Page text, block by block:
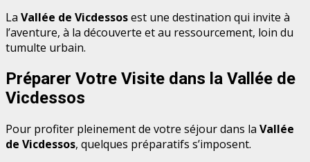
La Vallée de Vicdessosest une destination qui invite à
l’aventure, à la découverte et au ressourcement, loin du
tumulte urbain.
Préparer Votre Visite dans la Vallée de
Vicdessos
Pour profiter pleinement de votre séjour dans la Vallée
de Vicdessos, quelques préparatifs s’imposent.